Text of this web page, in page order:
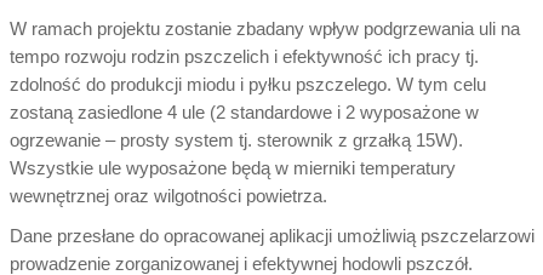
W ramach projektu zostanie zbadany wpływ podgrzewania uli na
tempo rozwoju rodzin pszczelich i efektywność ich pracy tj.
zdolność do produkcji miodu i pyłku pszczelego. W tym celu
zostaną zasiedlone 4 ule (2 standardowe i 2 wyposażone w
ogrzewanie – prosty system tj. sterownik z grzałką 15W).
Wszystkie ule wyposażone będą w mierniki temperatury
wewnętrznej oraz wilgotności powietrza.
Dane przesłane do opracowanej aplikacji umożliwią pszczelarzowi
prowadzenie zorganizowanej i efektywnej hodowli pszczół.